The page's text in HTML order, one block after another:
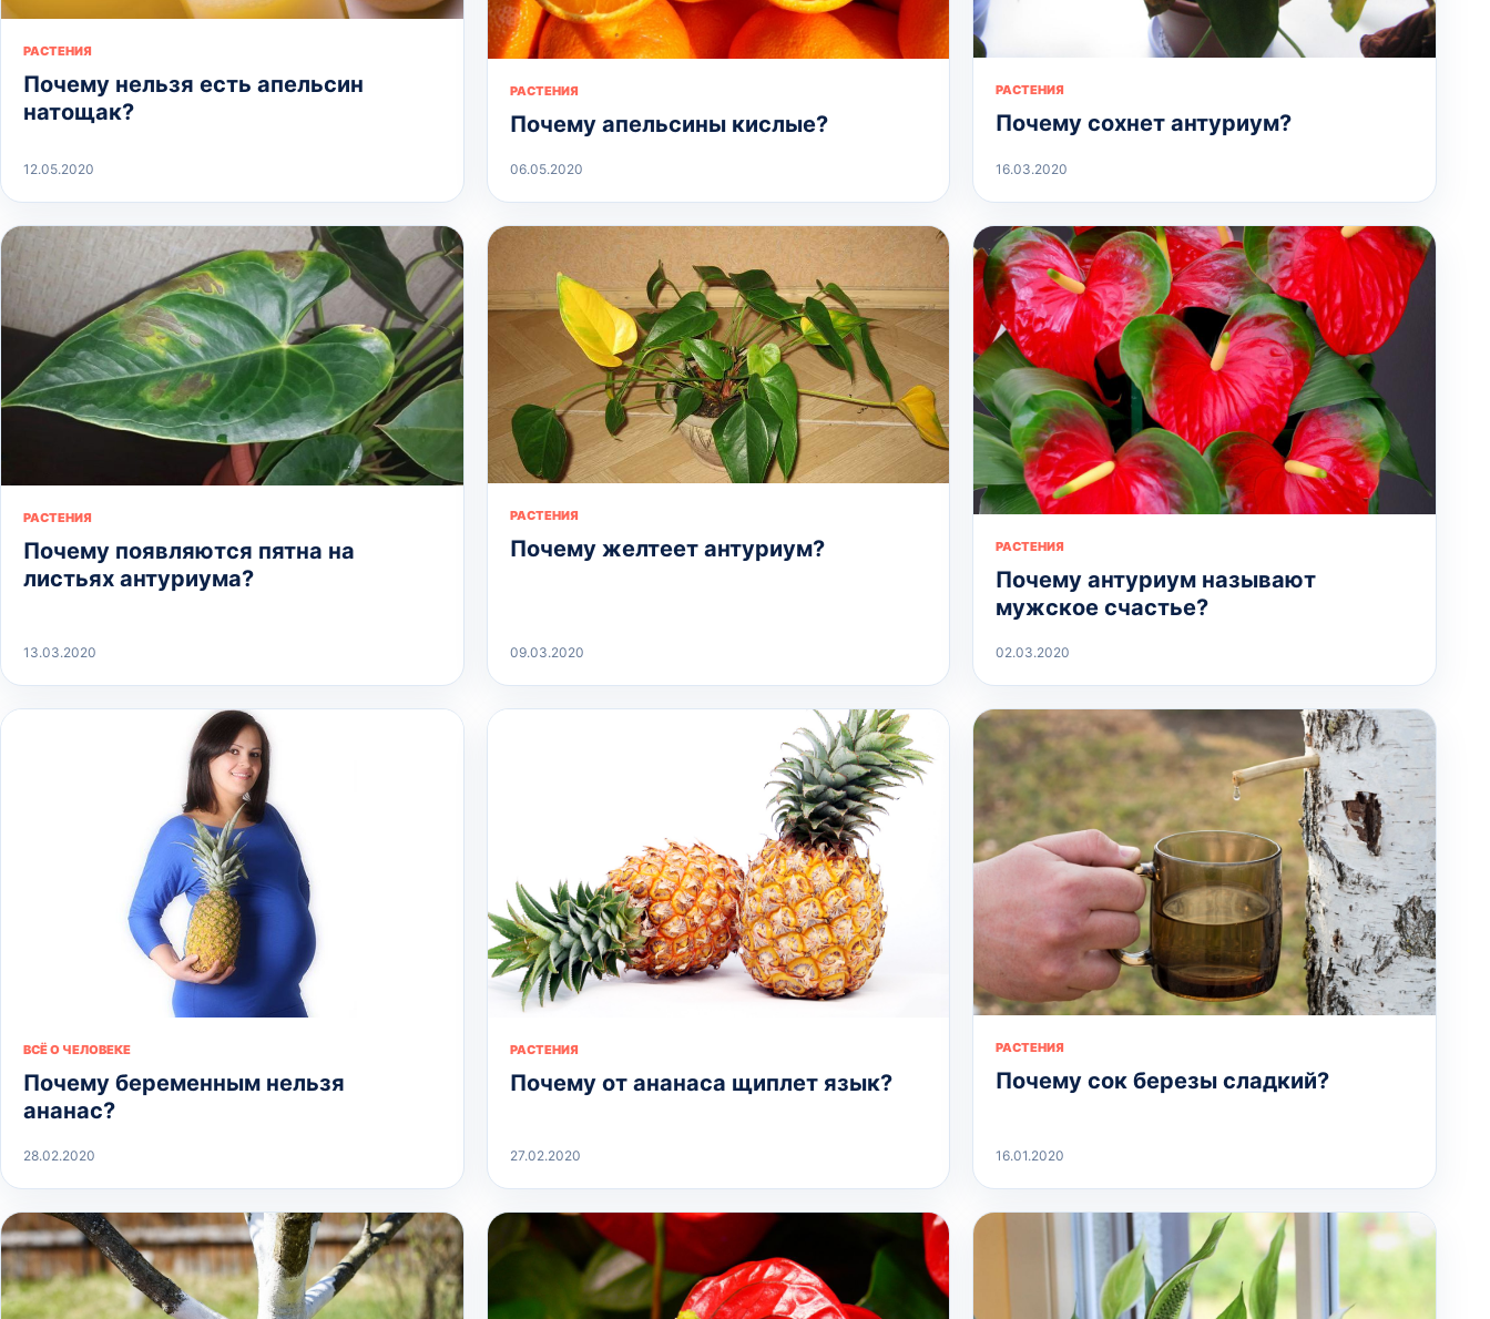
РАСТЕНИЯ
Почему нельзя есть апельсин
натощак?
12.05.2020
РАСТЕНИЯ
Почему апельсины кислые?
06.05.2020
РАСТЕНИЯ
Почему сохнет антуриум?
16.03.2020
РАСТЕНИЯ
Почему появляются пятна на
листьях антуриума?
13.03.2020
РАСТЕНИЯ
Почему желтеет антуриум?
09.03.2020
РАСТЕНИЯ
Почему антуриум называют
мужское счастье?
02.03.2020
ВСЁ О ЧЕЛОВЕКЕ
Почему беременным нельзя
ананас?
28.02.2020
РАСТЕНИЯ
Почему от ананаса щиплет язык?
27.02.2020
РАСТЕНИЯ
Почему сок березы сладкий?
16.01.2020